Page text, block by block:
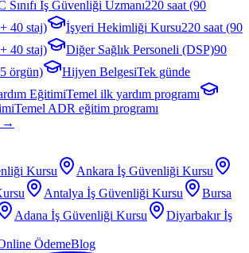
Sınıfı İş Güvenliği Uzmanı220 saat (90
40 staj)
İşyeri Hekimliği Kursu220 saat (90
40 staj)
Diğer Sağlık Personeli (DSP)90
örgün)
Hijyen BelgesiTek günde
EğitimiTemel ilk yardım programı
Temel ADR eğitim programı
→
Kursu Ankara İş Güvenliği Kursu
Antalya İş Güvenliği Kursu
Bursa
Adana İş Güvenliği Kursu Diyarbakırİş
ÖdemeBlog